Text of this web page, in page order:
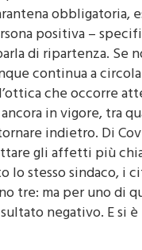
sta bene ed
obbligatoria,
positiva –
di ripartenza. Se
continua a
che occorre
in vigore, tra
indietro. Di
gli affetti più
lo stesso sindaco, i
tre: ma per uno di